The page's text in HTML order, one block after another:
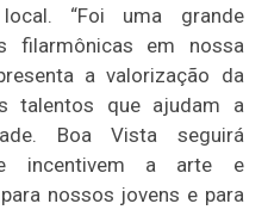
“Foi uma grande
filarmônicas em nossa
a valorização da
talentos que ajudam a
Boa Vista seguirá
incentivem a arte e
nossos jovens e para